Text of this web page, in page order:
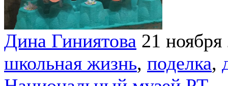
Дина Гиниятова 21 ноября
школьная жизнь, поделка,